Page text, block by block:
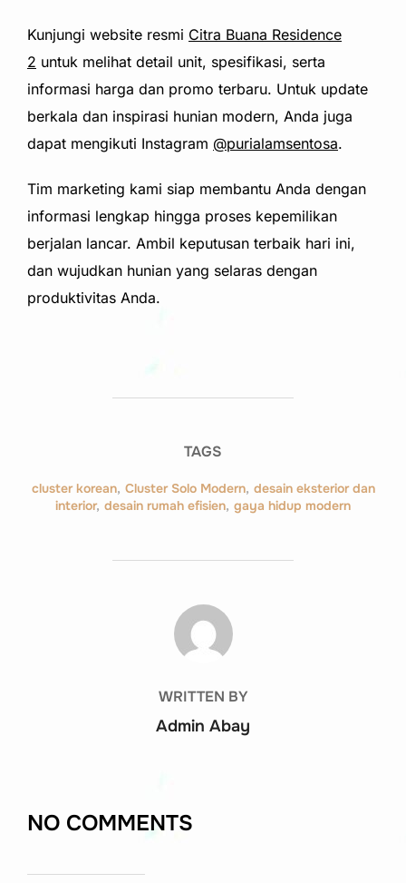
Kunjungi website resmi Citra Buana Residence
2 untuk melihat detail unit, spesifikasi, serta
informasi harga dan promo terbaru. Untuk update
berkala dan inspirasi hunian modern, Anda juga
dapat mengikuti Instagram @purialamsentosa.
Tim marketing kami siap membantu Anda dengan
informasi lengkap hingga proses kepemilikan
berjalan lancar. Ambil keputusan terbaik hari ini,
dan wujudkan hunian yang selaras dengan
produktivitas Anda.
TAGS
cluster korean, Cluster Solo Modern, desain eksterior dan
interior, desain rumah efisien, gaya hidup modern
POST AUTHOR
WRITTEN BY
Admin Abay
NO COMMENTS